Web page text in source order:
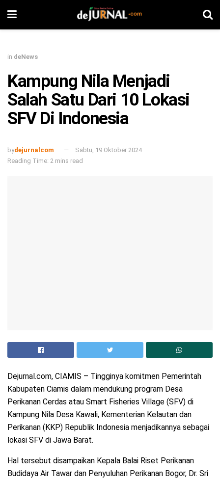
in deNews
Kampung Nila Menjadi
Salah Satu Dari 10 Lokasi
SFV Di Indonesia
bydejurnalcom
Sabtu, 19 Oktober 2024
Reading Time: 2 mins read
Dejurnal.com, CIAMIS – Tingginya komitmen Pemerintah
Kabupaten Ciamis dalam mendukung program Desa
Perikanan Cerdas atau Smart Fisheries Village (SFV) di
Kampung Nila Desa Kawali, Kementerian Kelautan dan
Perikanan (KKP) Republik Indonesia menjadikannya sebagai
lokasi SFV di Jawa Barat.
Hal tersebut disampaikan Kepala Balai Riset Perikanan
Budidaya Air Tawar dan Penyuluhan Perikanan Bogor, Dr. Sri